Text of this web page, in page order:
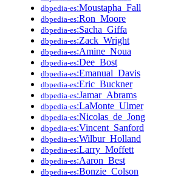
dbpedia-es:Moustapha_Fall
dbpedia-es:Ron_Moore
dbpedia-es:Sacha_Giffa
dbpedia-es:Zack_Wright
dbpedia-es:Amine_Noua
dbpedia-es:Dee_Bost
dbpedia-es:Emanual_Davis
dbpedia-es:Eric_Buckner
dbpedia-es:Jamar_Abrams
dbpedia-es:LaMonte_Ulmer
dbpedia-es:Nicolas_de_Jong
dbpedia-es:Vincent_Sanford
dbpedia-es:Wilbur_Holland
dbpedia-es:Larry_Moffett
dbpedia-es:Aaron_Best
dbpedia-es:Bonzie_Colson